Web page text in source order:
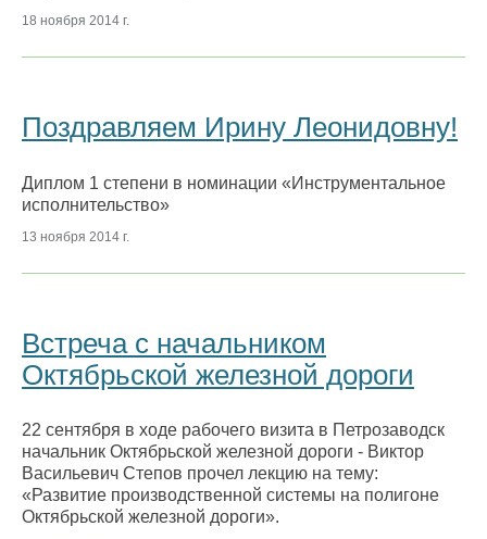
18 ноября 2014 г.
Поздравляем Ирину Леонидовну!
Диплом 1 степени в номинации «Инструментальное
исполнительство»
13 ноября 2014 г.
Встреча с начальником
Октябрьской железной дороги
22 сентября в ходе рабочего визита в Петрозаводск
начальник Октябрьской железной дороги - Виктор
Васильевич Степов прочел лекцию на тему:
«Развитие производственной системы на полигоне
Октябрьской железной дороги».